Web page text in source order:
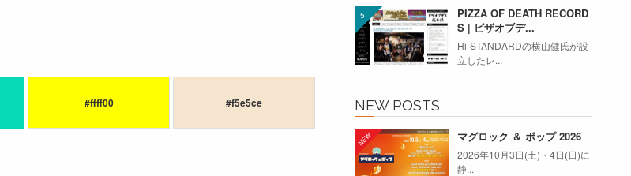
#ffff00 #f5e5ce
PIZZA OF DEATH RECORD
S | ピザオブデ...
Hi-STANDARDの横山健氏が設
立したレ...
NEW POSTS
マグロック ＆ ポップ 2026
2026年10月3日(土)・4日(日)に
静...